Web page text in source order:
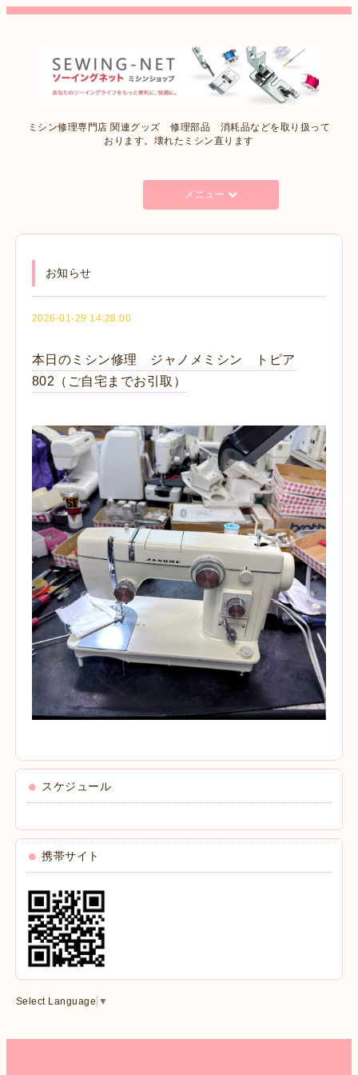
ミシン修理専門店 関連グッズ 修理部品 消耗品などを取り扱って
おります。壊れたミシン直ります
メニュー
お知らせ
2026-01-29 14:28:00
本日のミシン修理 ジャノメミシン トピア
802（ご自宅までお引取）
スケジュール
携帯サイト
Select Language ▼